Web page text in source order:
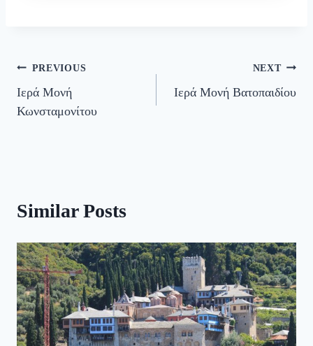
Πλοήγηση
άρθρων
PREVIOUS
Ιερά Μονή
Κωνσταμονίτου
NEXT
Ιερά Μονή Βατοπαιδίου
Similar Posts